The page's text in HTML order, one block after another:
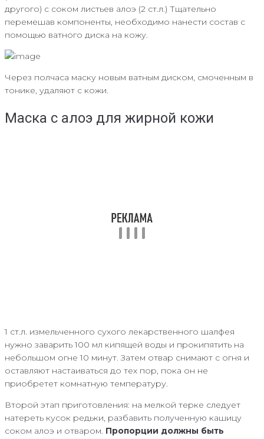
другого) с соком листьев алоэ (2 ст.л.) Тщательно
перемешав компоненты, необходимо нанести состав с
помощью ватного диска на кожу.
Через полчаса маску новым ватным диском, смоченным в
тонике, удаляют с кожи.
Маска с алоэ для жирной кожи
1 ст.л. измельченного сухого лекарственного шалфея
нужно заварить 100 мл кипящей воды и прокипятить на
небольшом огне 10 минут. Затем отвар снимают с огня и
оставляют настаиваться до тех пор, пока он не
приобретет комнатную температуру.
Второй этап приготовления: на мелкой терке следует
натереть кусок редьки, разбавить полученную кашицу
соком алоэ и отваром. Пропорции должны быть